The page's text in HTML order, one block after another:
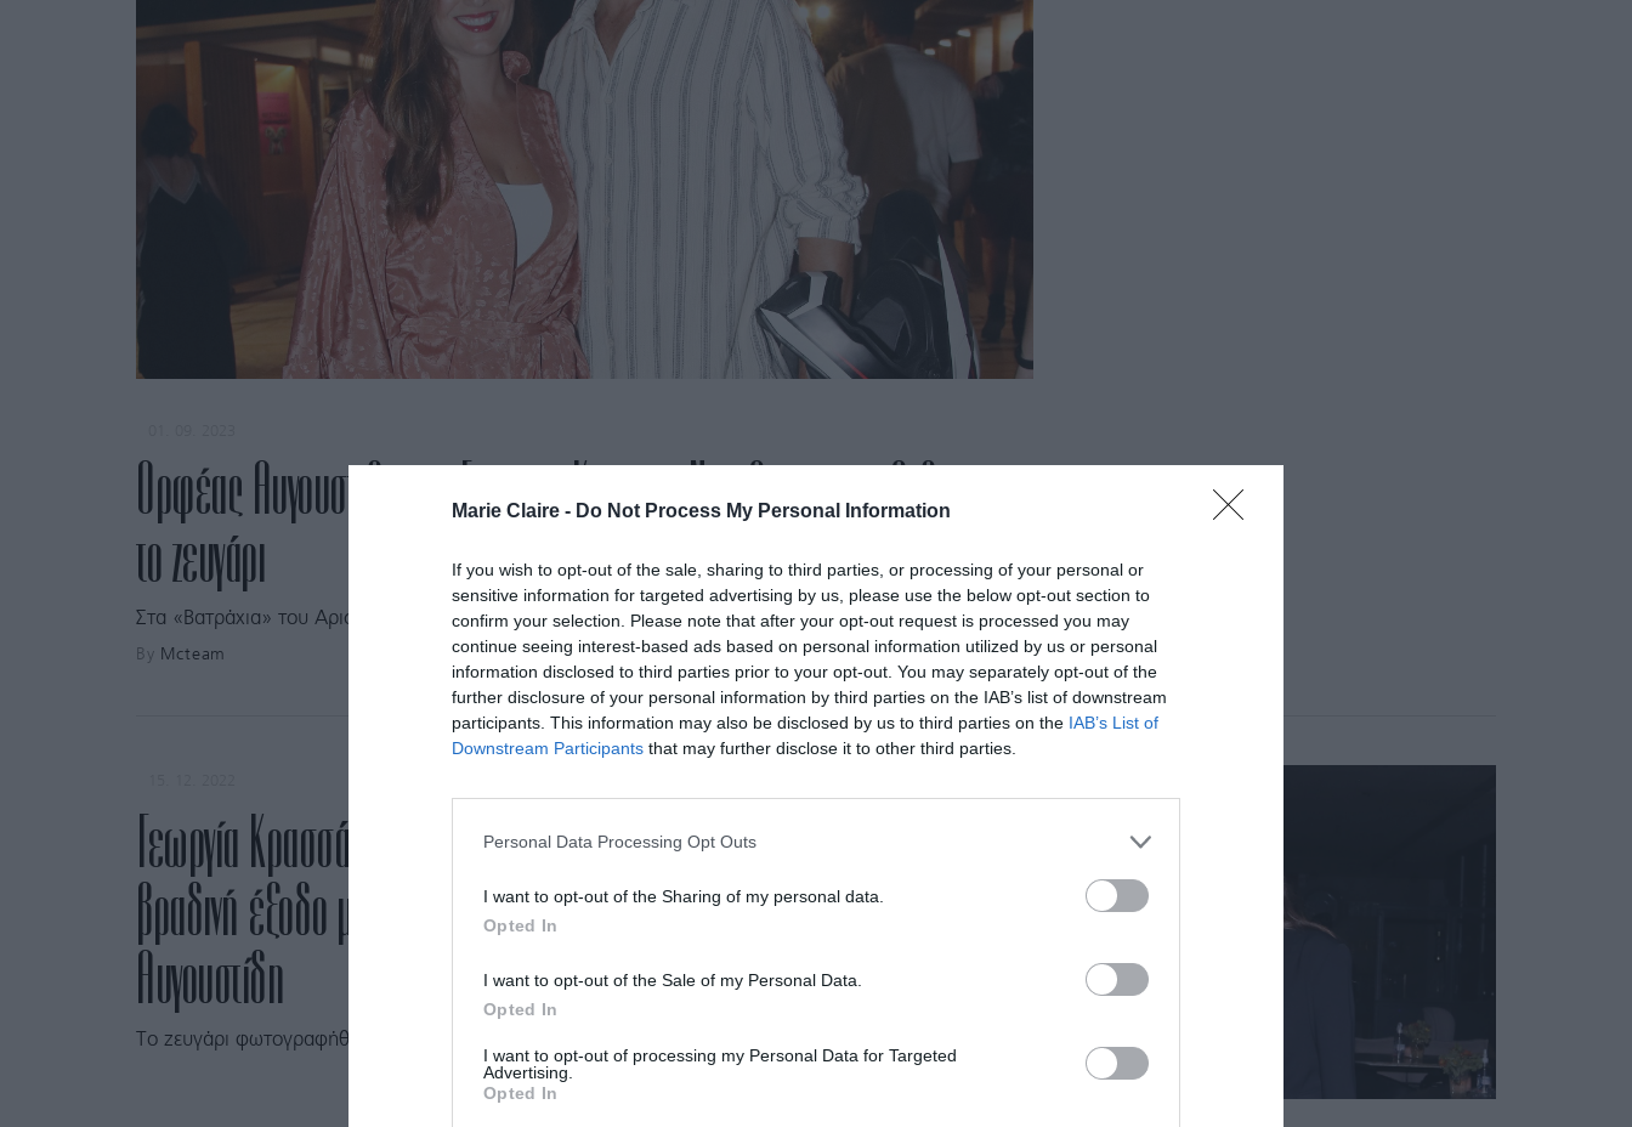
Marie Claire - Do Not Process My Personal Information
If you wish to opt-out of the sale, sharing to third parties, or processing of your personal or
sensitive information for targeted advertising by us, please use the below opt-out section to
confirm your selection. Please note that after your opt-out request is processed you may
continue seeing interest-based ads based on personal information utilized by us or personal
information disclosed to third parties prior to your opt-out. You may separately opt-out of the
further disclosure of your personal information by third parties on the IAB’s list of downstream
participants. This information may also be disclosed by us to third parties on the IAB’s List of
Downstream Participants that may further disclose it to other third parties.
Personal Data Processing Opt Outs
I want to opt-out of the Sharing of my personal data.
Opted In
I want to opt-out of the Sale of my Personal Data.
Opted In
I want to opt-out of processing my Personal Data for Targeted
Advertising.
Opted In
Ορφέας Αυγουστίδης – Γεωργία Κρασσά: Νέα θεατρική έξοδος για
το ζευγάρι
Στα «Βατράχια» του Αριστοφάνη, σε σκηνοθεσία Έφης Μπίρμπα, στο Ηρώδειο.
By Mcteam
Γεωργία Κρασσά:Το cool casual σύνολό της σε
βραδινή έξοδο με τον σύζυγό της, Ορφέα
Αυγουστίδη
Το ζευγάρι φωτογραφήθηκε χαμογελαστό.